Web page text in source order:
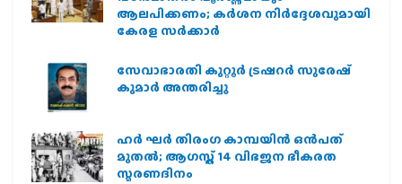
ആലപിക്കണം; കർശന നിർദ്ദേശവുമായി
കേരള സർക്കാർ
സേവാഭാരതി കുറ്റൂർ ട്രഷറർ സുരേഷ്
കുമാർ അന്തരിച്ചു
ഹര്‍ ഘര്‍ തിരംഗ കാമ്പയിന്‍ ഒന്‍പത്
മുതല്‍; ആഗസ്ത് 14 വിഭജന ഭീകരത
സ്മരണദിനം